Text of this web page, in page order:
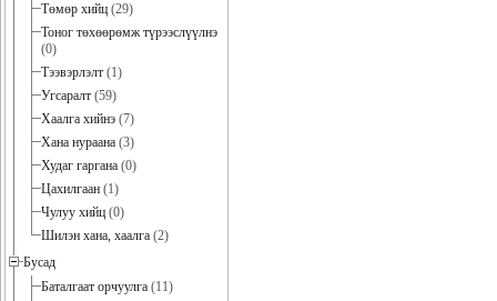
Төмөр хийц (29)
Тоног төхөөрөмж түрээслүүлнэ
(0)
Тээвэрлэлт (1)
Угсаралт (59)
Хаалга хийнэ (7)
Хана нураана (3)
Худаг гаргана (0)
Цахилгаан (1)
Чулуу хийц (0)
Шилэн хана, хаалга (2)
Бусад
Баталгаат орчуулга (11)